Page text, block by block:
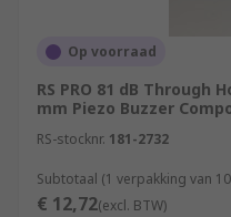
Op voorraad
RS PRO 81 dB Through
mm Piezo Buzzer
RS-stocknr. 181-2732
Subtotaal (1 verpakking van
€ 12,72(excl. BTW)